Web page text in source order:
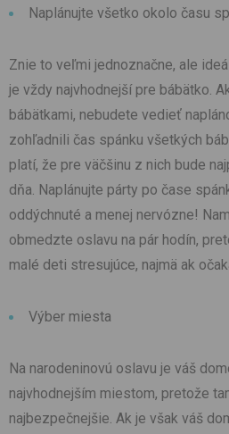
Naplánujte všetko okolo času
Znie to veľmi jednoznačne, ale
je vždy najvhodnejší pre bábätko.
bábätkami, nebudete vedieť
zohľadnili čas spánku všetkých
platí, že pre väčšinu z nich bude
dňa. Naplánujte párty po čase
oddýchnuté a menej nervózne!
obmedzte oslavu na pár hodín,
malé deti stresujúce, najmä ak
Výber miesta
Na narodeninovú oslavu je váš
najvhodnejším miestom, pretože
najbezpečnejšie. Ak je však váš